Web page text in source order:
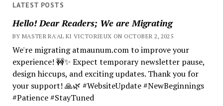
LATEST POSTS
Hello! Dear Readers; We are Migrating
BY MASTER RA'AL KI VICTORIEUX ON OCTOBER 2, 2025
We're migrating atmaunum.com to improve your
experience! 🚧✨ Expect temporary newsletter pause,
design hiccups, and exciting updates. Thank you for
your support! 🙏🌿 #WebsiteUpdate #NewBeginnings
#Patience #StayTuned